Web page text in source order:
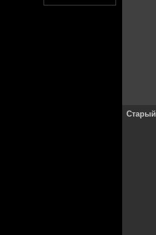
Старый